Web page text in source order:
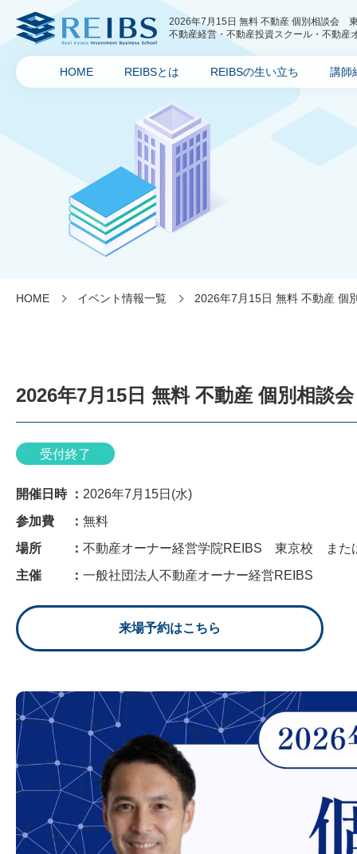
2026年7月15日 無料 不動産 個別相談会
不動産経営・不動産投資スクール・不動産
HOME REIBSとは REIBSの生い立ち 講師
HOME イベント情報一覧 2026年7月15日 無料 不動産
2026年7月15日 無料 不動産 個別相談
受付終了
開催日時 ： 2026年7月15日(水)
参加費 ： 無料
場所 ： 不動産オーナー経営学院REIBS 東京校 ま
主催 ： 一般社団法人不動産オーナー経営REIBS
来場予約はこちら